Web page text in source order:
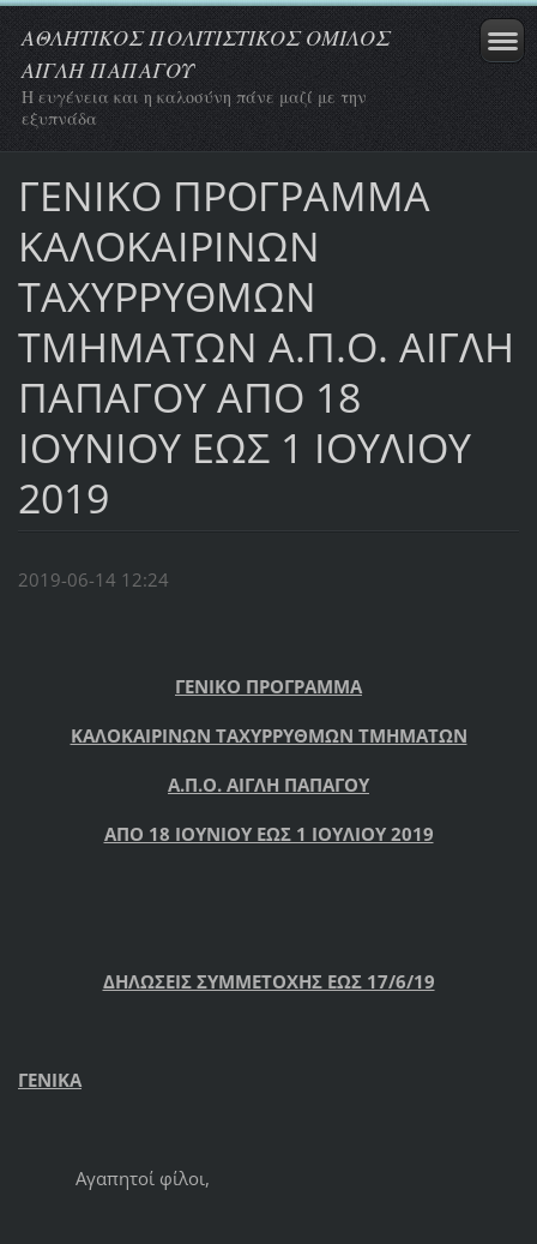
ΑΘΛΗΤΙΚΟΣ ΠΟΛΙΤΙΣΤΙΚΟΣ ΟΜΙΛΟΣ
ΑΙΓΛΗ ΠΑΠΑΓΟΥ
Η ευγένεια και η καλοσύνη πάνε μαζί με την
εξυπνάδα
ΓΕΝΙΚΟ ΠΡΟΓΡΑΜΜΑ
ΚΑΛΟΚΑΙΡΙΝΩΝ
ΤΑΧΥΡΡΥΘΜΩΝ
ΤΜΗΜΑΤΩΝ Α.Π.Ο. ΑΙΓΛΗ
ΠΑΠΑΓΟΥ ΑΠΟ 18
ΙΟΥΝΙΟΥ ΕΩΣ 1 ΙΟΥΛΙΟΥ
2019
2019-06-14 12:24
ΓΕΝΙΚΟ ΠΡΟΓΡΑΜΜΑ
ΚΑΛΟΚΑΙΡΙΝΩΝ ΤΑΧΥΡΡΥΘΜΩΝ ΤΜΗΜΑΤΩΝ
Α.Π.Ο. ΑΙΓΛΗ ΠΑΠΑΓΟΥ
ΑΠΟ 18 ΙΟΥΝΙΟΥ ΕΩΣ 1 ΙΟΥΛΙΟΥ 2019
ΔΗΛΩΣΕΙΣ ΣΥΜΜΕΤΟΧΗΣ ΕΩΣ 17/6/19
ΓΕΝΙΚΑ
Αγαπητοί φίλοι,